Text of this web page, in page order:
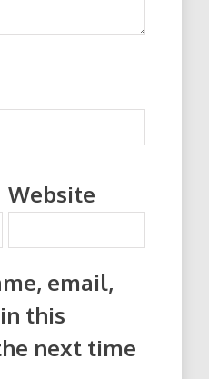
Website
email,
this
next time